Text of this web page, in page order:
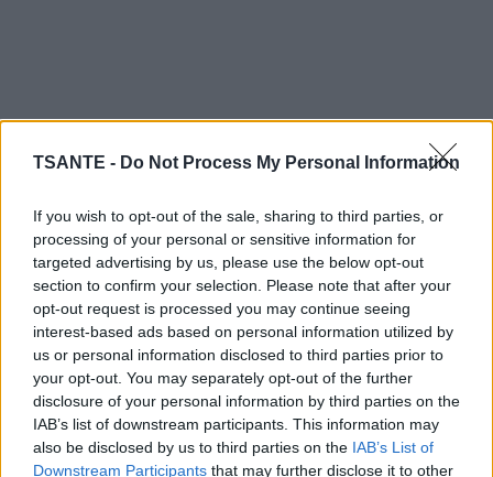
TSANTE - Do Not Process My Personal Information
If you wish to opt-out of the sale, sharing to third parties, or
processing of your personal or sensitive information for
targeted advertising by us, please use the below opt-out
section to confirm your selection. Please note that after your
opt-out request is processed you may continue seeing
interest-based ads based on personal information utilized by
us or personal information disclosed to third parties prior to
your opt-out. You may separately opt-out of the further
disclosure of your personal information by third parties on the
IAB’s list of downstream participants. This information may
also be disclosed by us to third parties on the IAB’s List of
Downstream Participants that may further disclose it to other
Leur développement émotionnel : Les enfants qui
sont encouragés à exprimer leurs émotions et qui
sont aidés à les comprendre peuvent développer
une meilleure intelligence émotionnelle.
Leur apprentissage : Les enfants qui sont écoutés et
compris sont plus enclins à poser des questions et à